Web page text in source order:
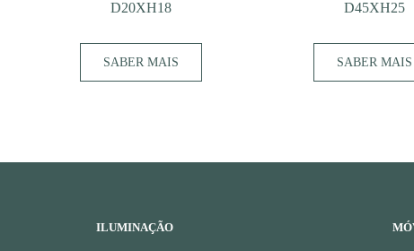
D20XH18
SABER MAIS
D45XH25
SABER MAIS
ILUMINAÇÃO